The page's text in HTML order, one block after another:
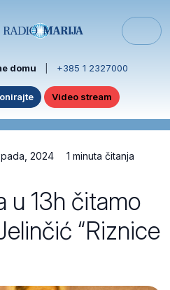
domu +385 1 2327000
Video stream
2024 1 minuta čitanja
u 13h čitamo
“Riznice